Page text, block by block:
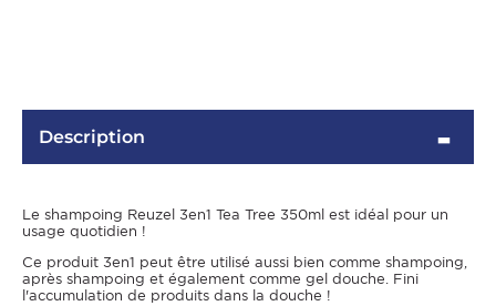
Description
Le shampoing Reuzel 3en1 Tea Tree 350ml est idéal pour un
usage quotidien !
Ce produit 3en1 peut être utilisé aussi bien comme shampoing,
après shampoing et également comme gel douche. Fini
l'accumulation de produits dans la douche !